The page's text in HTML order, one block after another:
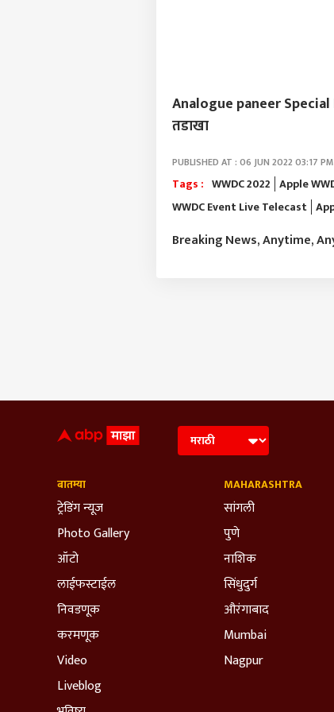
Analogue paneer Special
तडाखा
PUBLISHED AT : 06 JUN 2022 03:17
Tags : WWDC 2022 Apple
WWDC Event Live Telecast
Breaking News, Anytime,
बातम्या
ट्रेडिंग न्यूज
Photo Gallery
ऑटो
लाईफस्टाईल
निवडणूक
करमणूक
Video
Liveblog
MAHARASHTRA
सांगली
पुणे
नाशिक
सिंधुदुर्ग
औरंगाबाद
Mumbai
Nagpur